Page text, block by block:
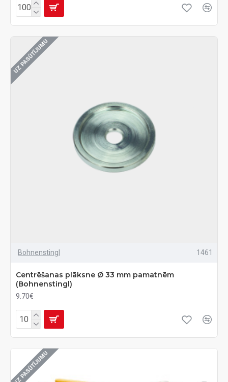
UZ PASŪTĪJUMU
Bohnenstingl 1461
Centrēšanas plāksne Ø 33 mm pamatnēm
(Bohnenstingl)
9.70€
UZ PASŪTĪJUMU